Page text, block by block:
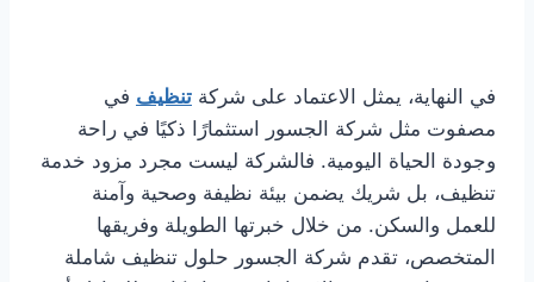
في النهاية، يمثل الاعتماد على شركة تنظيف في
مصفوت مثل شركة الجسور استثمارًا ذكيًا في راحة
وجودة الحياة اليومية. فالشركة ليست مجرد مزود خدمة
تنظيف، بل شريك يضمن بيئة نظيفة وصحية وآمنة
للعمل والسكن. من خلال خبرتها الطويلة وفريقها
المتخصص، تقدم شركة الجسور حلول تنظيف شاملة